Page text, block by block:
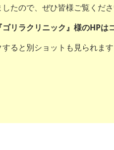
たので、ぜひ皆様ご覧くださ
リラクリニック』様のHPは
ると別ショットも見られます